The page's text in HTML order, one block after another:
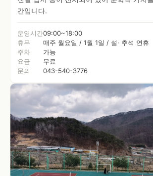
간입니다.
운영시간09:00~18:00
휴무
매주 월요일 / 1월 1일 / 설· 추석 연휴
주차
가능
요금
무료
문의
043-540-3776